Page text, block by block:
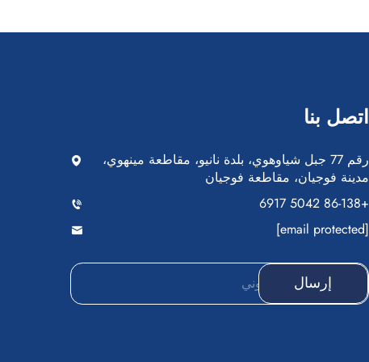
اتصل بنا
رقم 77 جبل شياوهوي، بلدة نانيو، مقاطعة مينهوي،
مدينة فوجيان، مقاطعة فوجيان
+86-138 5042 6917
[email protected]
إرسال